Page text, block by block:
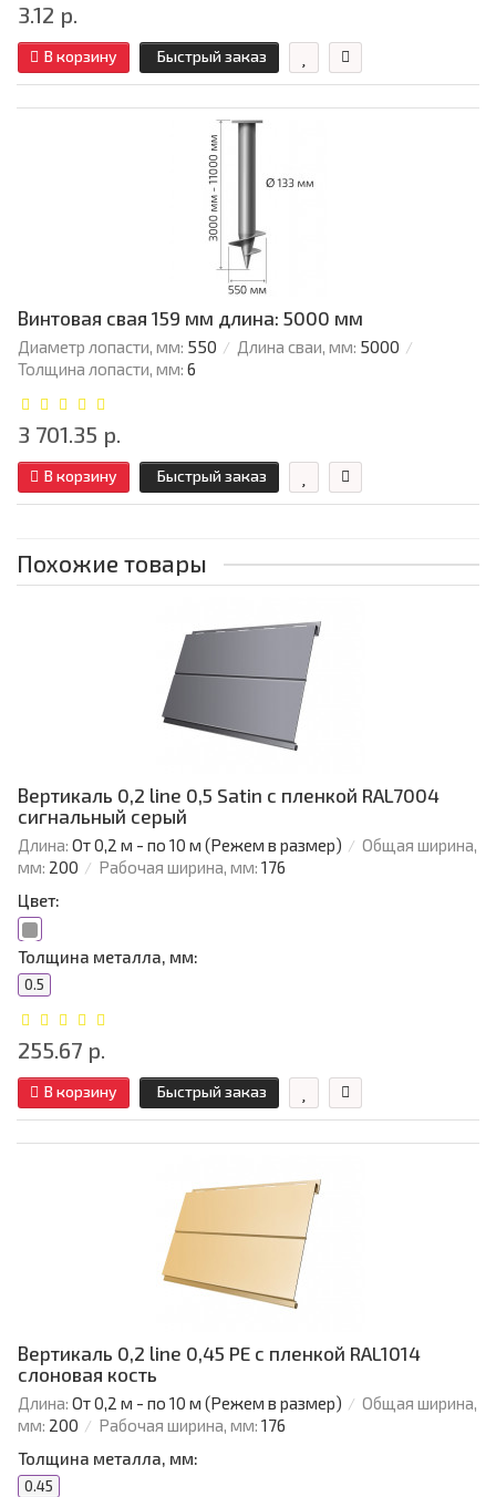
3.12 р.
В корзину Быстрый заказ
Винтовая свая 159 мм длина: 5000 мм
Диаметр лопасти, мм: 550 Длина сваи, мм: 5000
Толщина лопасти, мм: 6
3 701.35 р.
В корзину Быстрый заказ
Похожие товары
Вертикаль 0,2 line 0,5 Satin с пленкой RAL7004
сигнальный серый
Длина: От 0,2 м - по 10 м (Режем в размер)
Общая ширина,
мм: 200 Рабочая ширина, мм: 176
Цвет:
Толщина металла, мм:
0.5
255.67 р.
В корзину Быстрый заказ
Вертикаль 0,2 line 0,45 PE с пленкой RAL1014
слоновая кость
Длина: От 0,2 м - по 10 м (Режем в размер)
Общая ширина,
мм: 200 Рабочая ширина, мм: 176
Толщина металла, мм:
0.45